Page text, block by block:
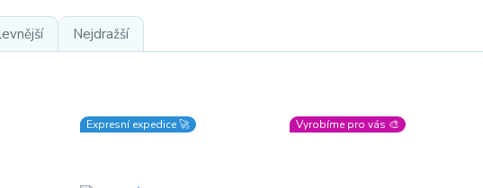
Nejdražší
Expresní expedice 🚀 Vyrobíme pro vás 🎨